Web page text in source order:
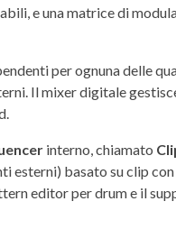
e una matrice di
per ognuna delle
Il mixer digitale
interno, chiamato
esterni) basato su clip
editor per drum e il